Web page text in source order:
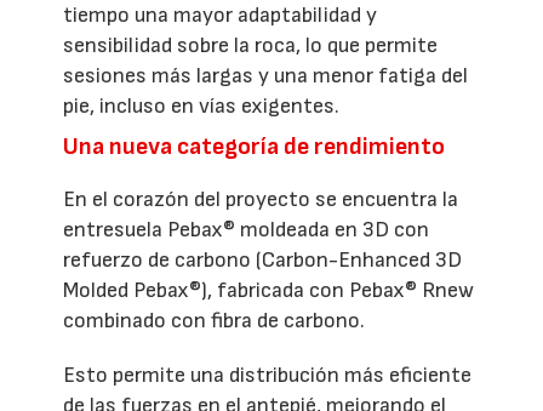
tiempo una mayor adaptabilidad y
sensibilidad sobre la roca, lo que permite
sesiones más largas y una menor fatiga del
pie, incluso en vías exigentes.
Una nueva categoría de rendimiento
En el corazón del proyecto se encuentra la
entresuela Pebax® moldeada en 3D con
refuerzo de carbono (Carbon-Enhanced 3D
Molded Pebax®), fabricada con Pebax® Rnew
combinado con fibra de carbono.
Esto permite una distribución más eficiente
de las fuerzas en el antepié, mejorando el